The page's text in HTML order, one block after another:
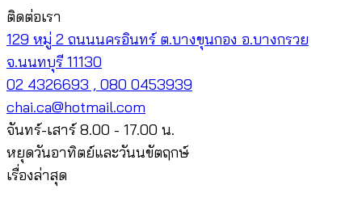
ติดต่อเรา
129 หมู่ 2 ถนนนครอินทร์ ต.บางขุนกอง อ.บางกรวย
จ.นนทบุรี 11130
02 4326693 , 080 0453939
chai.ca@hotmail.com
จันทร์-เสาร์ 8.00 - 17.00 น.
หยุดวันอาทิตย์และวันนขัตฤกษ์
เรื่องล่าสุด